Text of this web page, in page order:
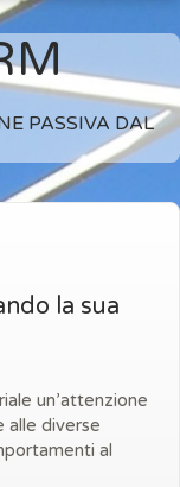
PASSIVA DAL
la sua
un’attenzione
alle diverse
al